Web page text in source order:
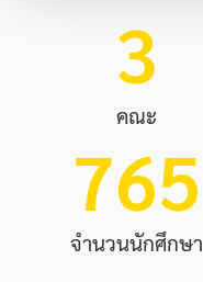
คณะ
3
จำนวนนักศึกษา
765